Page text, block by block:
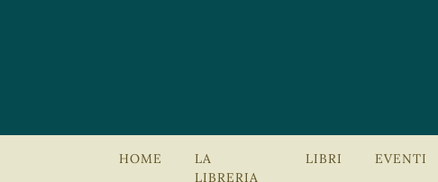
HOME
LA
LIBRERIA
LIBRI EVENTI